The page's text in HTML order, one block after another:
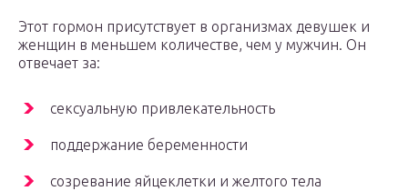
Этот гормон присутствует в организмах девушек и
женщин в меньшем количестве, чем у мужчин. Он
отвечает за:
сексуальную привлекательность
поддержание беременности
созревание яйцеклетки и желтого тела